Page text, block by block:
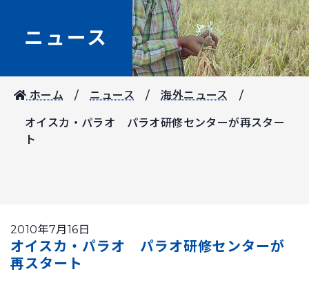
ニュース
ホーム ニュース 海外ニュース
オイスカ・パラオ パラオ研修センターが再スター
ト
2010年7月16日
オイスカ・パラオ パラオ研修センターが
再スタート